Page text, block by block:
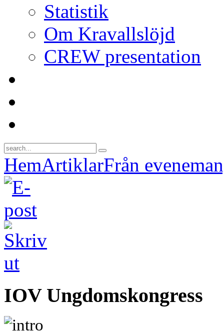
Statistik
Om Kravallslöjd
CREW presentation
HemArtiklarFrån
IOV Ungdomskongress